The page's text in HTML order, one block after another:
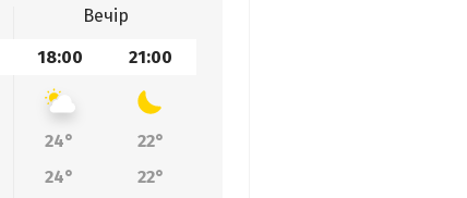
Вечір
18:00 21:00
24°
22°
24° 22°